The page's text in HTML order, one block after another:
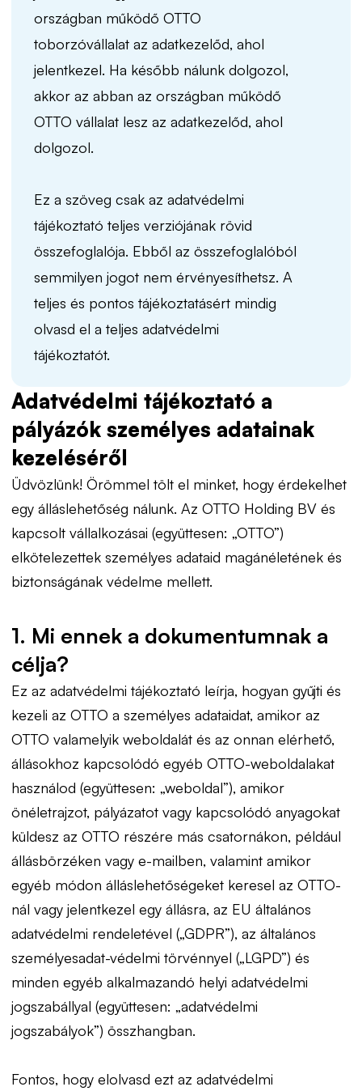
országban működő OTTO
toborzóvállalat az adatkezelőd, ahol
jelentkezel. Ha később nálunk dolgozol,
akkor az abban az országban működő
OTTO vállalat lesz az adatkezelőd, ahol
dolgozol.
Ez a szöveg csak az adatvédelmi
tájékoztató teljes verziójának rövid
összefoglalója. Ebből az összefoglalóból
semmilyen jogot nem érvényesíthetsz. A
teljes és pontos tájékoztatásért mindig
olvasd el a teljes adatvédelmi
tájékoztatót.
Adatvédelmi tájékoztató a
pályázók személyes adatainak
kezeléséről
Üdvözlünk! Örömmel tölt el minket, hogy érdekelhet
egy álláslehetőség nálunk. Az OTTO Holding BV és
kapcsolt vállalkozásai (együttesen: „OTTO”)
elkötelezettek személyes adataid magánéletének és
biztonságának védelme mellett.
1. Mi ennek a dokumentumnak a
célja?
Ez az adatvédelmi tájékoztató leírja, hogyan gyűjti és
kezeli az OTTO a személyes adataidat, amikor az
OTTO valamelyik weboldalát és az onnan elérhető,
állásokhoz kapcsolódó egyéb OTTO-weboldalakat
használod (együttesen: „weboldal”), amikor
önéletrajzot, pályázatot vagy kapcsolódó anyagokat
küldesz az OTTO részére más csatornákon, például
állásbörzéken vagy e-mailben, valamint amikor
egyéb módon álláslehetőségeket keresel az OTTO-
nál vagy jelentkezel egy állásra, az EU általános
adatvédelmi rendeletével („GDPR”), az általános
személyesadat-védelmi törvénnyel („LGPD”) és
minden egyéb alkalmazandó helyi adatvédelmi
jogszabállyal (együttesen: „adatvédelmi
jogszabályok”) összhangban.
Fontos, hogy elolvasd ezt az adatvédelmi